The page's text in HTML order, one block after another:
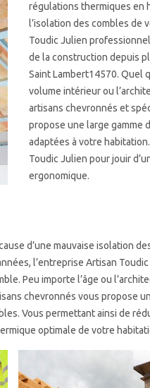
régulations thermiques en
l’isolation des combles de
Toudic Julien
de la construction depuis
Saint Lambert14570. Quel
volume intérieur ou
artisans chevronnés et
propose une large gamme
adaptées à votre
Toudic Julien pour jouir
ergonomique.
d’une mauvaise isolation
l’entreprise Artisan
Peu importe l’âge ou
chevronnés vous propose
Vous permettant ainsi de
optimale de votre